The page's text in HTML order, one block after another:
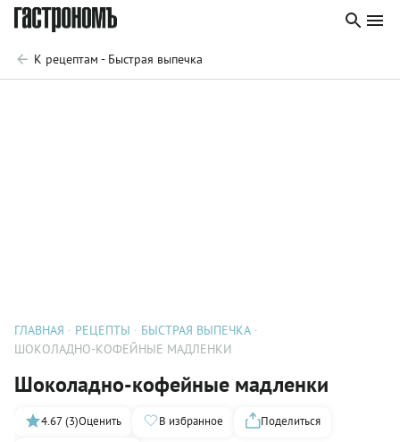
К рецептам - Быстрая выпечка
ГЛАВНАЯ РЕЦЕПТЫ
БЫСТРАЯ ВЫПЕЧКА
ШОКОЛАДНО-КОФЕЙНЫЕ МАДЛЕНКИ
Шоколадно-кофейные мадленки
4.67 (3)Оценить В избранное
Поделиться